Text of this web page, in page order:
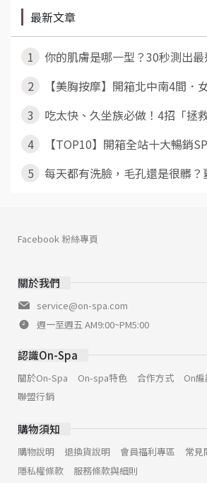
最新文章
1
你的肌膚是哪一型？30秒測出
2
【美胸按摩】開箱北中南4間．
3
吃太快、久坐族必做！4招「拯
4
【TOP10】開箱全站十大暢銷
5
每天都有洗臉，毛孔還是很髒
關於我們
service@on-spa.com
週一至週五 AM9:00~PM5:00
認識On-Spa
關於On-Spa On-spa特色 合作方式 On
聯盟行銷
購物須知
購物說明 退換貨說明 會員福利專區
常見
隱私權條款
服務條款與細則
Facebook 粉絲專頁